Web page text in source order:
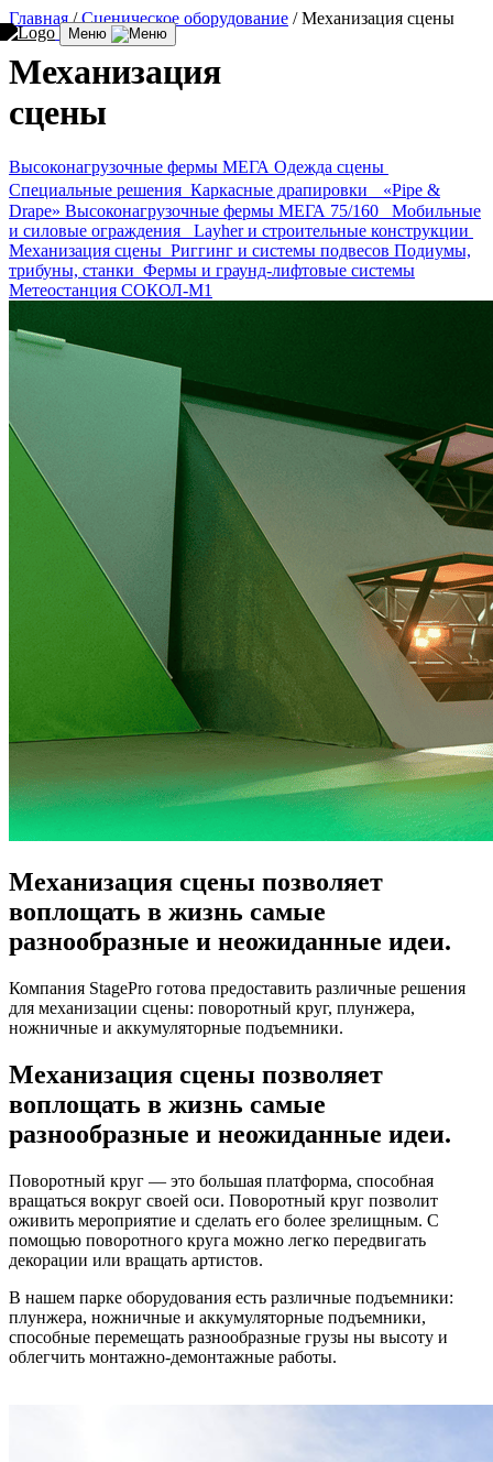
Меню
Главная / Сценическое оборудование / Механизация сцены
Механизация
сцены
Высоконагрузочные фермы МЕГА Одежда сцены
Специальные решения Каркасные драпировки «Pipe &
Drape» Высоконагрузочные фермы МЕГА 75/160 Мобильные
и силовые ограждения Layher и строительные конструкции
Механизация сцены Риггинг и системы подвесов Подиумы,
трибуны, станки Фермы и граунд-лифтовые системы
Метеостанция СОКОЛ-М1
Механизация сцены позволяет
воплощать в жизнь самые
разнообразные и неожиданные идеи.
Компания StagePro готова предоставить различные решения
для механизации сцены: поворотный круг, плунжера,
ножничные и аккумуляторные подъемники.
Механизация сцены позволяет
воплощать в жизнь самые
разнообразные и неожиданные идеи.
Поворотный круг — это большая платформа, способная
вращаться вокруг своей оси. Поворотный круг позволит
оживить мероприятие и сделать его более зрелищным. С
помощью поворотного круга можно легко передвигать
декорации или вращать артистов.
В нашем парке оборудования есть различные подъемники:
плунжера, ножничные и аккумуляторные подъемники,
способные перемещать разнообразные грузы ны высоту и
облегчить монтажно-демонтажные работы.